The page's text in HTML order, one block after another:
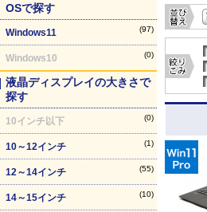
OSで探す
Windows11 (97)
Windows10 (0)
液晶ディスプレイの大きさで
探す
10インチ以下 (0)
10～12インチ (1)
12～14インチ (55)
14～15インチ (10)